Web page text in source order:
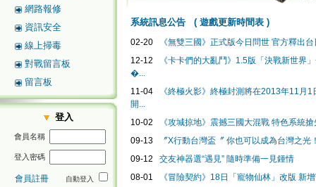
網路報修
資訊安全
線上掃毒
對戰留言板
留言板
登入
會員名稱
登入密碼
會員註冊 自動登入
系統訊息公告 ( 遊戲更新時間表 )
02-20
《無雙三國》正式版今日問世 官方釋出
12-12
《卡卡們的大亂鬥》1.5版「決戰新世界
�...
11-04
《終極火影》終極封測將在2013年11月
開...
10-02
《攻城掠地》震撼三國大混戰 特色系統
09-13
〞X行動台灣盃〞 你也可以成為台灣之光
09-12 交友神器選“遇見” 隨時準備一見鍾情
08-01
《冒險契約》18日「寵物仙林」改版 新